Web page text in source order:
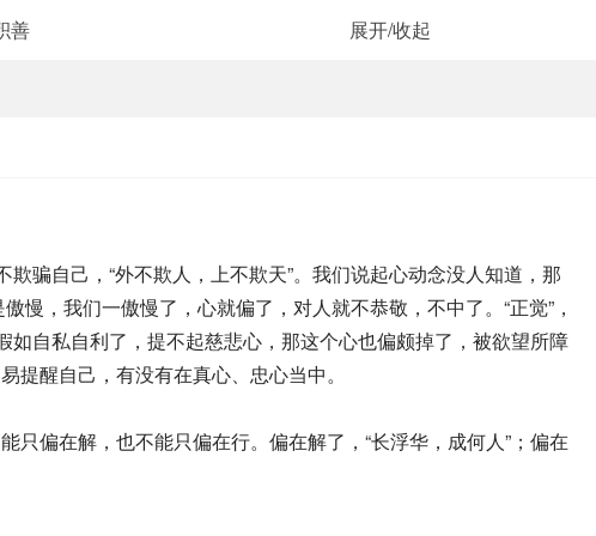
善 展开/收起
骗自己，“外不欺人，上不欺天”。我们说起心动念没人知道，那
慢，我们一傲慢了，心就偏了，对人就不恭敬，不中了。“正觉”，
自私自利了，提不起慈悲心，那这个心也偏颇掉了，被欲望所障
醒自己，有没有在真心、忠心当中。
偏在解，也不能只偏在行。偏在解了，“长浮华，成何人”；偏在